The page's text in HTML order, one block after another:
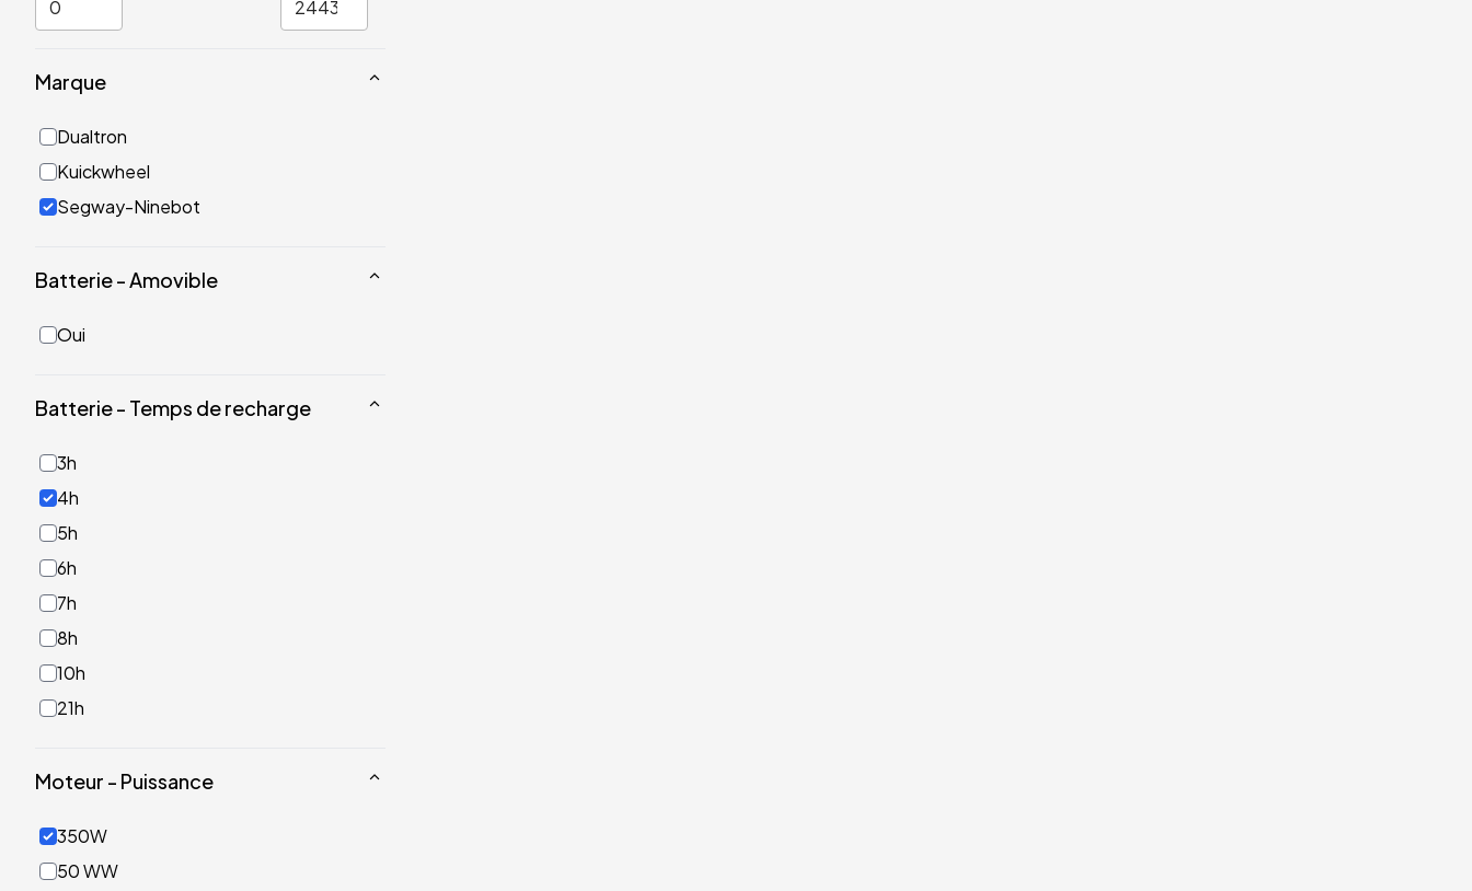
Marque
Dualtron
Kuickwheel
Segway-Ninebot
Batterie - Amovible
Oui
Batterie - Temps de recharge
3h
4h
5h
6h
7h
8h
10h
21h
Moteur - Puissance
350W
50 WW